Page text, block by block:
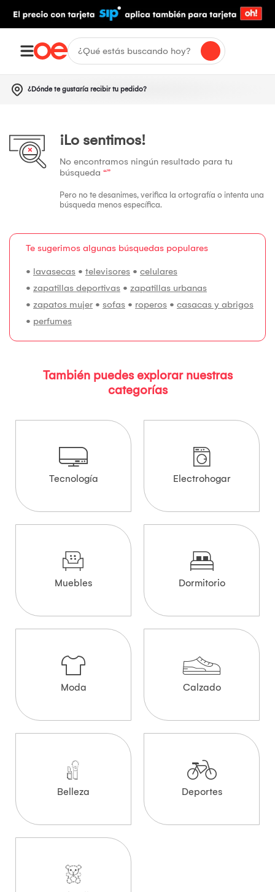
¿Dónde te gustaría recibir tu pedido?
¡Lo sentimos!
No encontramos ningún resultado para tu
búsqueda “”
Pero no te desanimes, verifica la ortografía o intenta una
búsqueda menos específica.
Te sugerimos algunas búsquedas populares
• lavasecas • televisores • celulares
• zapatillas deportivas • zapatillas urbanas
• zapatos mujer • sofas • roperos • casacas y abrigos
• perfumes
También puedes explorar nuestras
categorías
Tecnología Electrohogar
Muebles Dormitorio
Moda Calzado
Belleza Deportes